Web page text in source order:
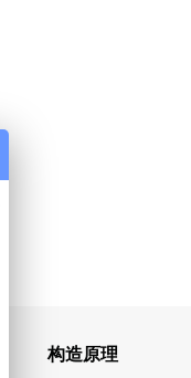
构造原理